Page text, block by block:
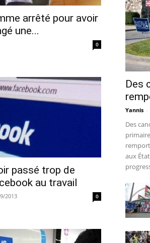
arrêté pour avoir
une...
0
passé trop de
au travail
2013 0
Des
Yannis -
Des
aux